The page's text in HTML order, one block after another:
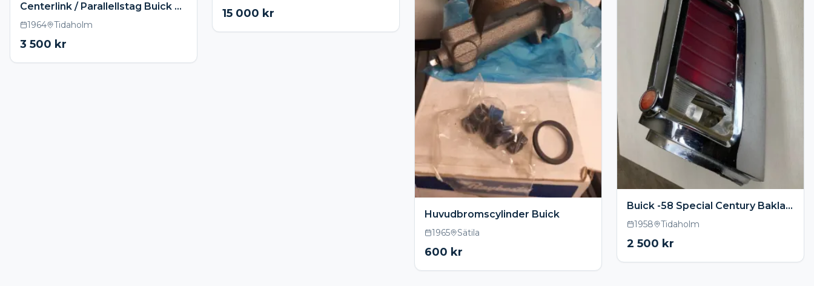
Centerlink / Parallellstag Buick Fullsize
1964 Tidaholm
3 500 kr
15 000 kr
Huvudbromscylinder Buick
1965 Sätila
600 kr
Buick -58 Special Century Baklampa
1958 Tidaholm
2 500 kr